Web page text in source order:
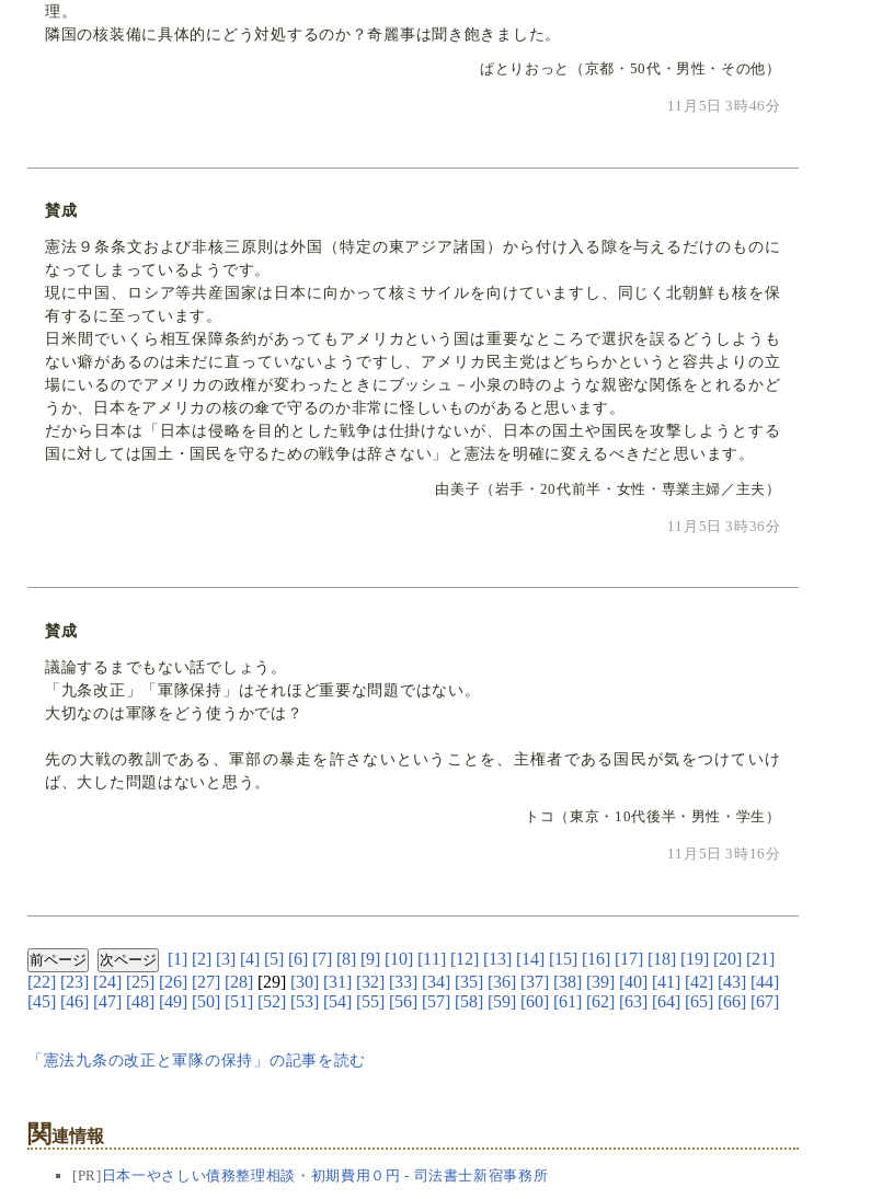
理。
隣国の核装備に具体的にどう対処するのか？奇麗事は聞き飽きました。
ぱとりおっと（京都・50代・男性・その他）
11月5日 3時46分
賛成
憲法９条条文および非核三原則は外国（特定の東アジア諸国）から付け入る隙を与えるだけのものに
なってしまっているようです。
現に中国、ロシア等共産国家は日本に向かって核ミサイルを向けていますし、同じく北朝鮮も核を保
有するに至っています。
日米間でいくら相互保障条約があってもアメリカという国は重要なところで選択を誤るどうしようも
ない癖があるのは未だに直っていないようですし、アメリカ民主党はどちらかというと容共よりの立
場にいるのでアメリカの政権が変わったときにブッシュ－小泉の時のような親密な関係をとれるかど
うか、日本をアメリカの核の傘で守るのか非常に怪しいものがあると思います。
だから日本は「日本は侵略を目的とした戦争は仕掛けないが、日本の国土や国民を攻撃しようとする
国に対しては国土・国民を守るための戦争は辞さない」と憲法を明確に変えるべきだと思います。
由美子（岩手・20代前半・女性・専業主婦／主夫）
11月5日 3時36分
賛成
議論するまでもない話でしょう。
「九条改正」「軍隊保持」はそれほど重要な問題ではない。
大切なのは軍隊をどう使うかでは？
先の大戦の教訓である、軍部の暴走を許さないということを、主権者である国民が気をつけていけ
ば、大した問題はないと思う。
トコ（東京・10代後半・男性・学生）
11月5日 3時16分
[1] [2] [3] [4] [5] [6] [7] [8] [9] [10] [11] [12] [13] [14] [15] [16] [17] [18] [19] [20] [21]
[22] [23] [24] [25] [26] [27] [28] [29] [30] [31] [32] [33] [34] [35] [36] [37] [38] [39] [40] [41] [42] [43] [44]
[45] [46] [47] [48] [49] [50] [51] [52] [53] [54] [55] [56] [57] [58] [59] [60] [61] [62] [63] [64] [65] [66] [67]
「憲法九条の改正と軍隊の保持」の記事を読む
関連情報
[PR] 日本一やさしい債務整理相談・初期費用０円 - 司法書士新宿事務所